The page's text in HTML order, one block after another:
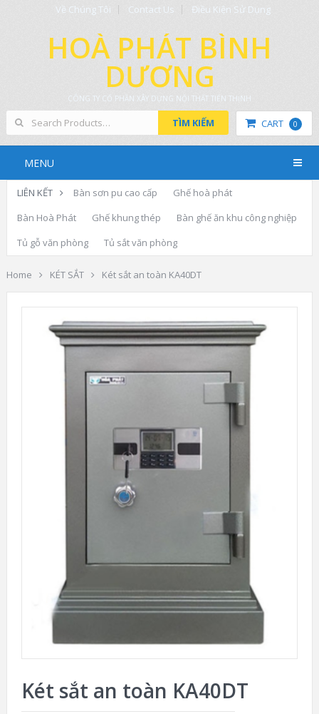
Về Chúng Tôi Contact Us Điều Kiện Sử Dụng
HOÀ PHÁT BÌNH
DƯƠNG
CÔNG TY CỔ PHẦN XÂY DỰNG NỘI THẤT TIẾN THỊNH
CART 0
TÌM KIẾM
MENU
LIÊN KẾT Bàn sơn pu cao cấp
Ghế hoà phát
Bàn Hoà Phát
Ghế khung thép
Bàn ghế ăn khu công nghiệp
Tủ gỗ văn phòng
Tủ sắt văn phòng
Home KÉT SẮT Két sắt an toàn KA40DT
Két sắt an toàn KA40DT